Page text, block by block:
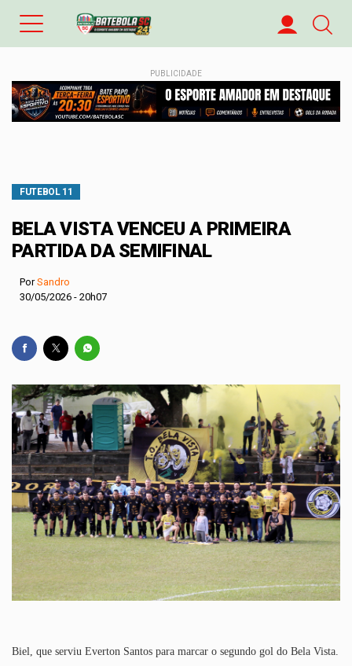
PUBLICIDADE
FUTEBOL 11
BELA VISTA VENCEU A PRIMEIRA
PARTIDA DA SEMIFINAL
PorSandro
30/05/2026 - 20h07
Biel, que serviu Everton Santos para marcar o segundo gol do Bela Vista.